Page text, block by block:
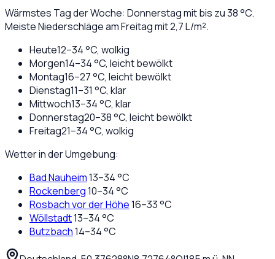
Wärmstes Tag der Woche: Donnerstag mit bis zu 38 °C.
Meiste Niederschläge am Freitag mit 2,7 L/m².
Heute12–34°C, wolkig
Morgen14–34°C, leicht bewölkt
Montag16–27°C, leicht bewölkt
Dienstag11–31 °C, klar
Mittwoch13–34°C, klar
Donnerstag20–38°C, leicht bewölkt
Freitag21–34°C, wolkig
Wetter in der Umgebung:
Bad Nauheim13–34°C
Rockenberg10–34°C
Rosbach vor der Höhe16–33°C
Wöllstadt13–34°C
Butzbach14–34°C